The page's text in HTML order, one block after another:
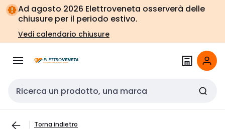
Vai alla
navigazione
Vai
alla
pagina
Ad agosto 2026 Elettroveneta osserverà delle
chiusure per il periodo estivo.
Vedi calendario chiusure
Cerca input
Torna indietro